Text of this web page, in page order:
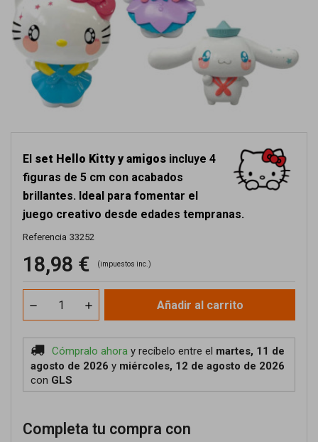
El set Hello Kitty y amigos incluye 4
figuras de 5 cm con acabados
brillantes. Ideal para fomentar el
juego creativo desde edades tempranas.
Referencia 33252
18,98 € (impuestos inc.)
Añadir al carrito
Cómpralo ahora y recíbelo entre el martes, 11 de
agosto de 2026 y miércoles, 12 de agosto de 2026
con GLS
Completa tu compra con